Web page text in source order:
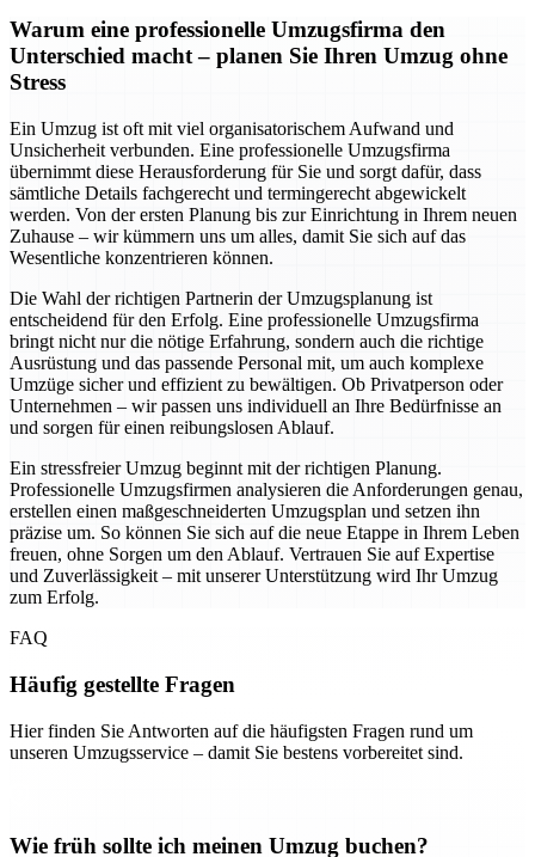
Warum eine professionelle Umzugsfirma den
Unterschied macht – planen Sie Ihren Umzug ohne
Stress
Ein Umzug ist oft mit viel organisatorischem Aufwand und
Unsicherheit verbunden. Eine professionelle Umzugsfirma
übernimmt diese Herausforderung für Sie und sorgt dafür, dass
sämtliche Details fachgerecht und termingerecht abgewickelt
werden. Von der ersten Planung bis zur Einrichtung in Ihrem neuen
Zuhause – wir kümmern uns um alles, damit Sie sich auf das
Wesentliche konzentrieren können.
Die Wahl der richtigen Partnerin der Umzugsplanung ist
entscheidend für den Erfolg. Eine professionelle Umzugsfirma
bringt nicht nur die nötige Erfahrung, sondern auch die richtige
Ausrüstung und das passende Personal mit, um auch komplexe
Umzüge sicher und effizient zu bewältigen. Ob Privatperson oder
Unternehmen – wir passen uns individuell an Ihre Bedürfnisse an
und sorgen für einen reibungslosen Ablauf.
Ein stressfreier Umzug beginnt mit der richtigen Planung.
Professionelle Umzugsfirmen analysieren die Anforderungen genau,
erstellen einen maßgeschneiderten Umzugsplan und setzen ihn
präzise um. So können Sie sich auf die neue Etappe in Ihrem Leben
freuen, ohne Sorgen um den Ablauf. Vertrauen Sie auf Expertise
und Zuverlässigkeit – mit unserer Unterstützung wird Ihr Umzug
zum Erfolg.
FAQ
Häufig gestellte Fragen
Hier finden Sie Antworten auf die häufigsten Fragen rund um
unseren Umzugsservice – damit Sie bestens vorbereitet sind.
Wie früh sollte ich meinen Umzug buchen?